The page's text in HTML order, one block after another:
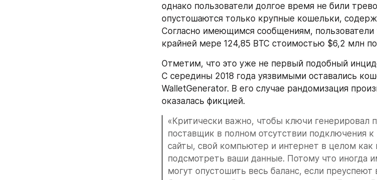
однако пользователи долгое время не били
опустошаются только крупные кошельки,
Согласно имеющимся сообщениям, пользователи
крайней мере 124,85 BTC стоимостью $6,2 млн
Отметим, что это уже не первый подобный
С середины 2018 года уязвимыми оставались
WalletGenerator. В его случае рандомизация
оказалась фикцией.
«Критически важно, чтобы ключи генерировал
поставщик в полном отсутствии подключения
сайты, свой компьютер и интернет в целом
подсмотреть ваши данные. Потому что иногда
могут опустошить весь баланс, если